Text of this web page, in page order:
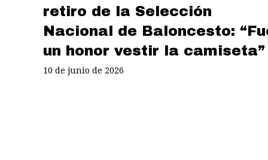
retiro de la Selección
Nacional de Baloncesto:
un honor vestir la camiseta”
10 de junio de 2026